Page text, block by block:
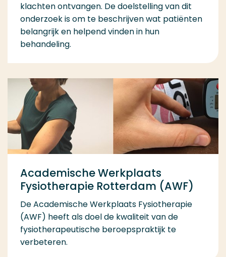
klachten ontvangen. De doelstelling van dit
onderzoek is om te beschrijven wat patiënten
belangrijk en helpend vinden in hun
behandeling.
Academische Werkplaats
Fysiotherapie Rotterdam (AWF)
De Academische Werkplaats Fysiotherapie
(AWF) heeft als doel de kwaliteit van de
fysiotherapeutische beroepspraktijk te
verbeteren.